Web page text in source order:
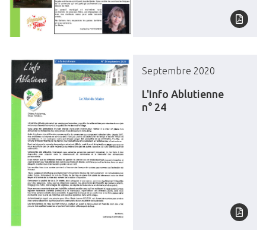
Septembre 2020
L'Info Ablutienne
n° 24